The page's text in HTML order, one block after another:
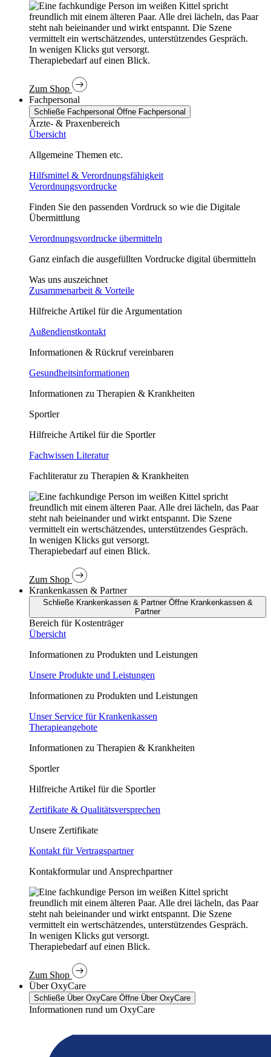
In wenigen Klicks gut versorgt.
Therapiebedarf auf einen Blick.
Zum Shop
Fachpersonal
Schließe Fachpersonal Öffne Fachpersonal
Ärzte- & Praxenbereich
Übersicht
Allgemeine Themen etc.
Hilfsmittel & Verordnungsfähigkeit
Verordnungsvordrucke
Finden Sie den passenden Vordruck so wie die Digitale
Übermittlung
Verordnungsvordrucke übermitteln
Ganz einfach die ausgefüllten Vordrucke digital übermitteln
Was uns auszeichnet
Zusammenarbeit & Vorteile
Hilfreiche Artikel für die Argumentation
Außendienstkontakt
Informationen & Rückruf vereinbaren
Gesundheitsinformationen
Informationen zu Therapien & Krankheiten
Sportler
Hilfreiche Artikel für die Sportler
Fachwissen Literatur
Fachliteratur zu Therapien & Krankheiten
In wenigen Klicks gut versorgt.
Therapiebedarf auf einen Blick.
Zum Shop
Krankenkassen & Partner
Schließe Krankenkassen & Partner Öffne Krankenkassen &
Partner
Bereich für Kostenträger
Übersicht
Informationen zu Produkten und Leistungen
Unsere Produkte und Leistungen
Informationen zu Produkten und Leistungen
Unser Service für Krankenkassen
Therapieangebote
Informationen zu Therapien & Krankheiten
Sportler
Hilfreiche Artikel für die Sportler
Zertifikate & Qualitätsversprechen
Unsere Zertifikate
Kontakt für Vertragspartner
Kontakformular und Ansprechpartner
In wenigen Klicks gut versorgt.
Therapiebedarf auf einen Blick.
Zum Shop
Über OxyCare
Schließe Über OxyCare Öffne Über OxyCare
Informationen rund um OxyCare